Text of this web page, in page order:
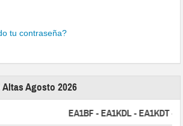
tu contraseña?
Altas Agosto 2026
EA1BF - EA1KDL - EA1KDT -